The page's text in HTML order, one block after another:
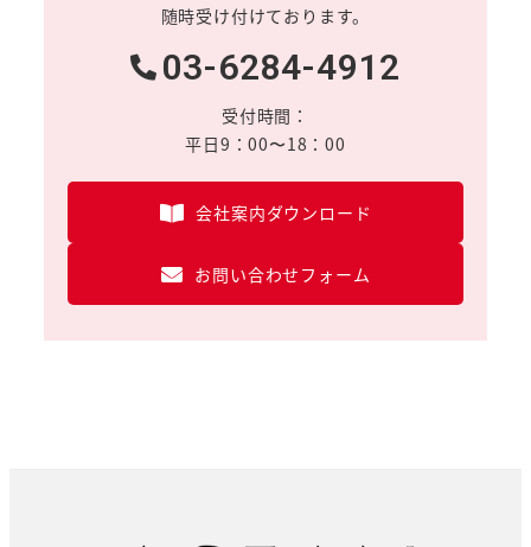
随時受け付けております。
03-6284-4912
受付時間：
平日9：00〜18：00
会社案内ダウンロード
お問い合わせフォーム